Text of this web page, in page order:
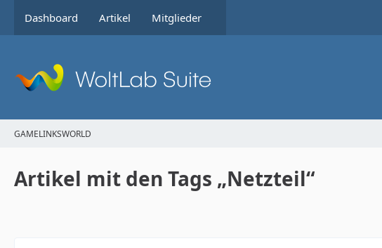
Dashboard Artikel Mitglieder
GAMELINKSWORLD
Artikel mit den Tags „Netzteil“